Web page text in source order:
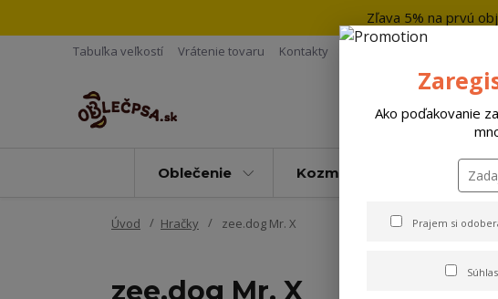
Zľava 5% na prvú
Tabuľka veľkostí Vrátenie tovaru Kontakty
Oblečenie Kozmetika Hračky
Úvod Hračky zee.dog Mr. X
zee.dog Mr. X
Ako poďakovanie
Prajem si